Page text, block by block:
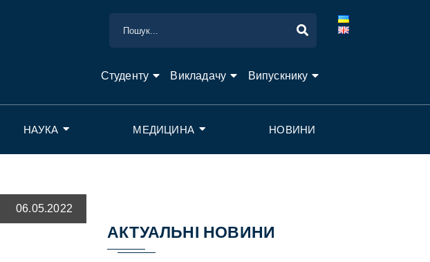
Студенту Викладачу Випускнику
НАУКА МЕДИЦИНА НОВИНИ
06.05.2022
АКТУАЛЬНІ НОВИНИ